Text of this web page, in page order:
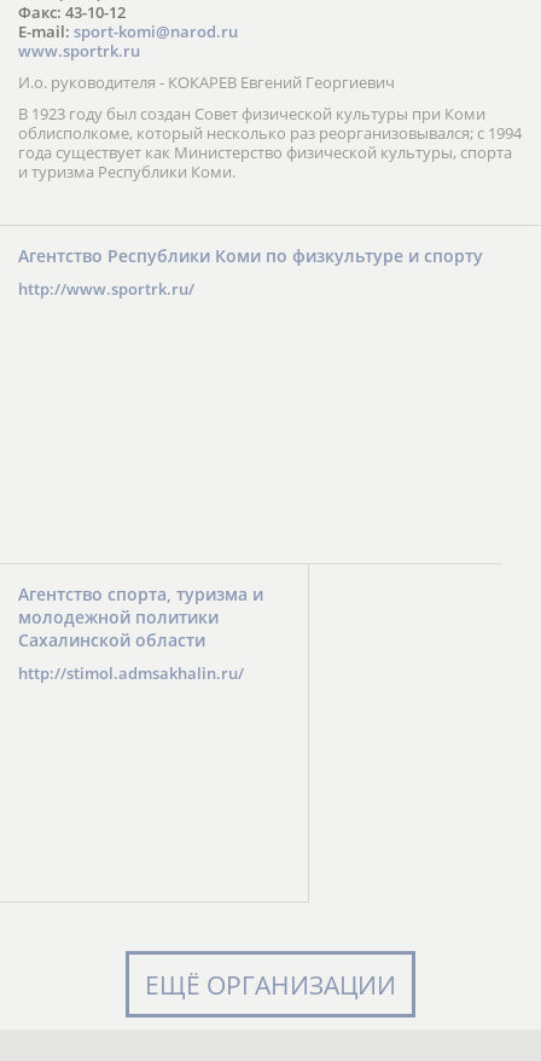
Факс: 43-10-12
E-mail: sport-komi@narod.ru
www.sportrk.ru
И.о. руководителя - КОКАРЕВ Евгений Георгиевич
В 1923 году был создан Совет физической культуры при Коми
облисполкоме, который несколько раз реорганизовывался; с 1994
года существует как Министерство физической культуры, спорта
и туризма Республики Коми.
Агентство Республики Коми по физкультуре и спорту
http://www.sportrk.ru/
Агентство спорта, туризма и
молодежной политики
Сахалинской области
http://stimol.admsakhalin.ru/
ЕЩЁ ОРГАНИЗАЦИИ